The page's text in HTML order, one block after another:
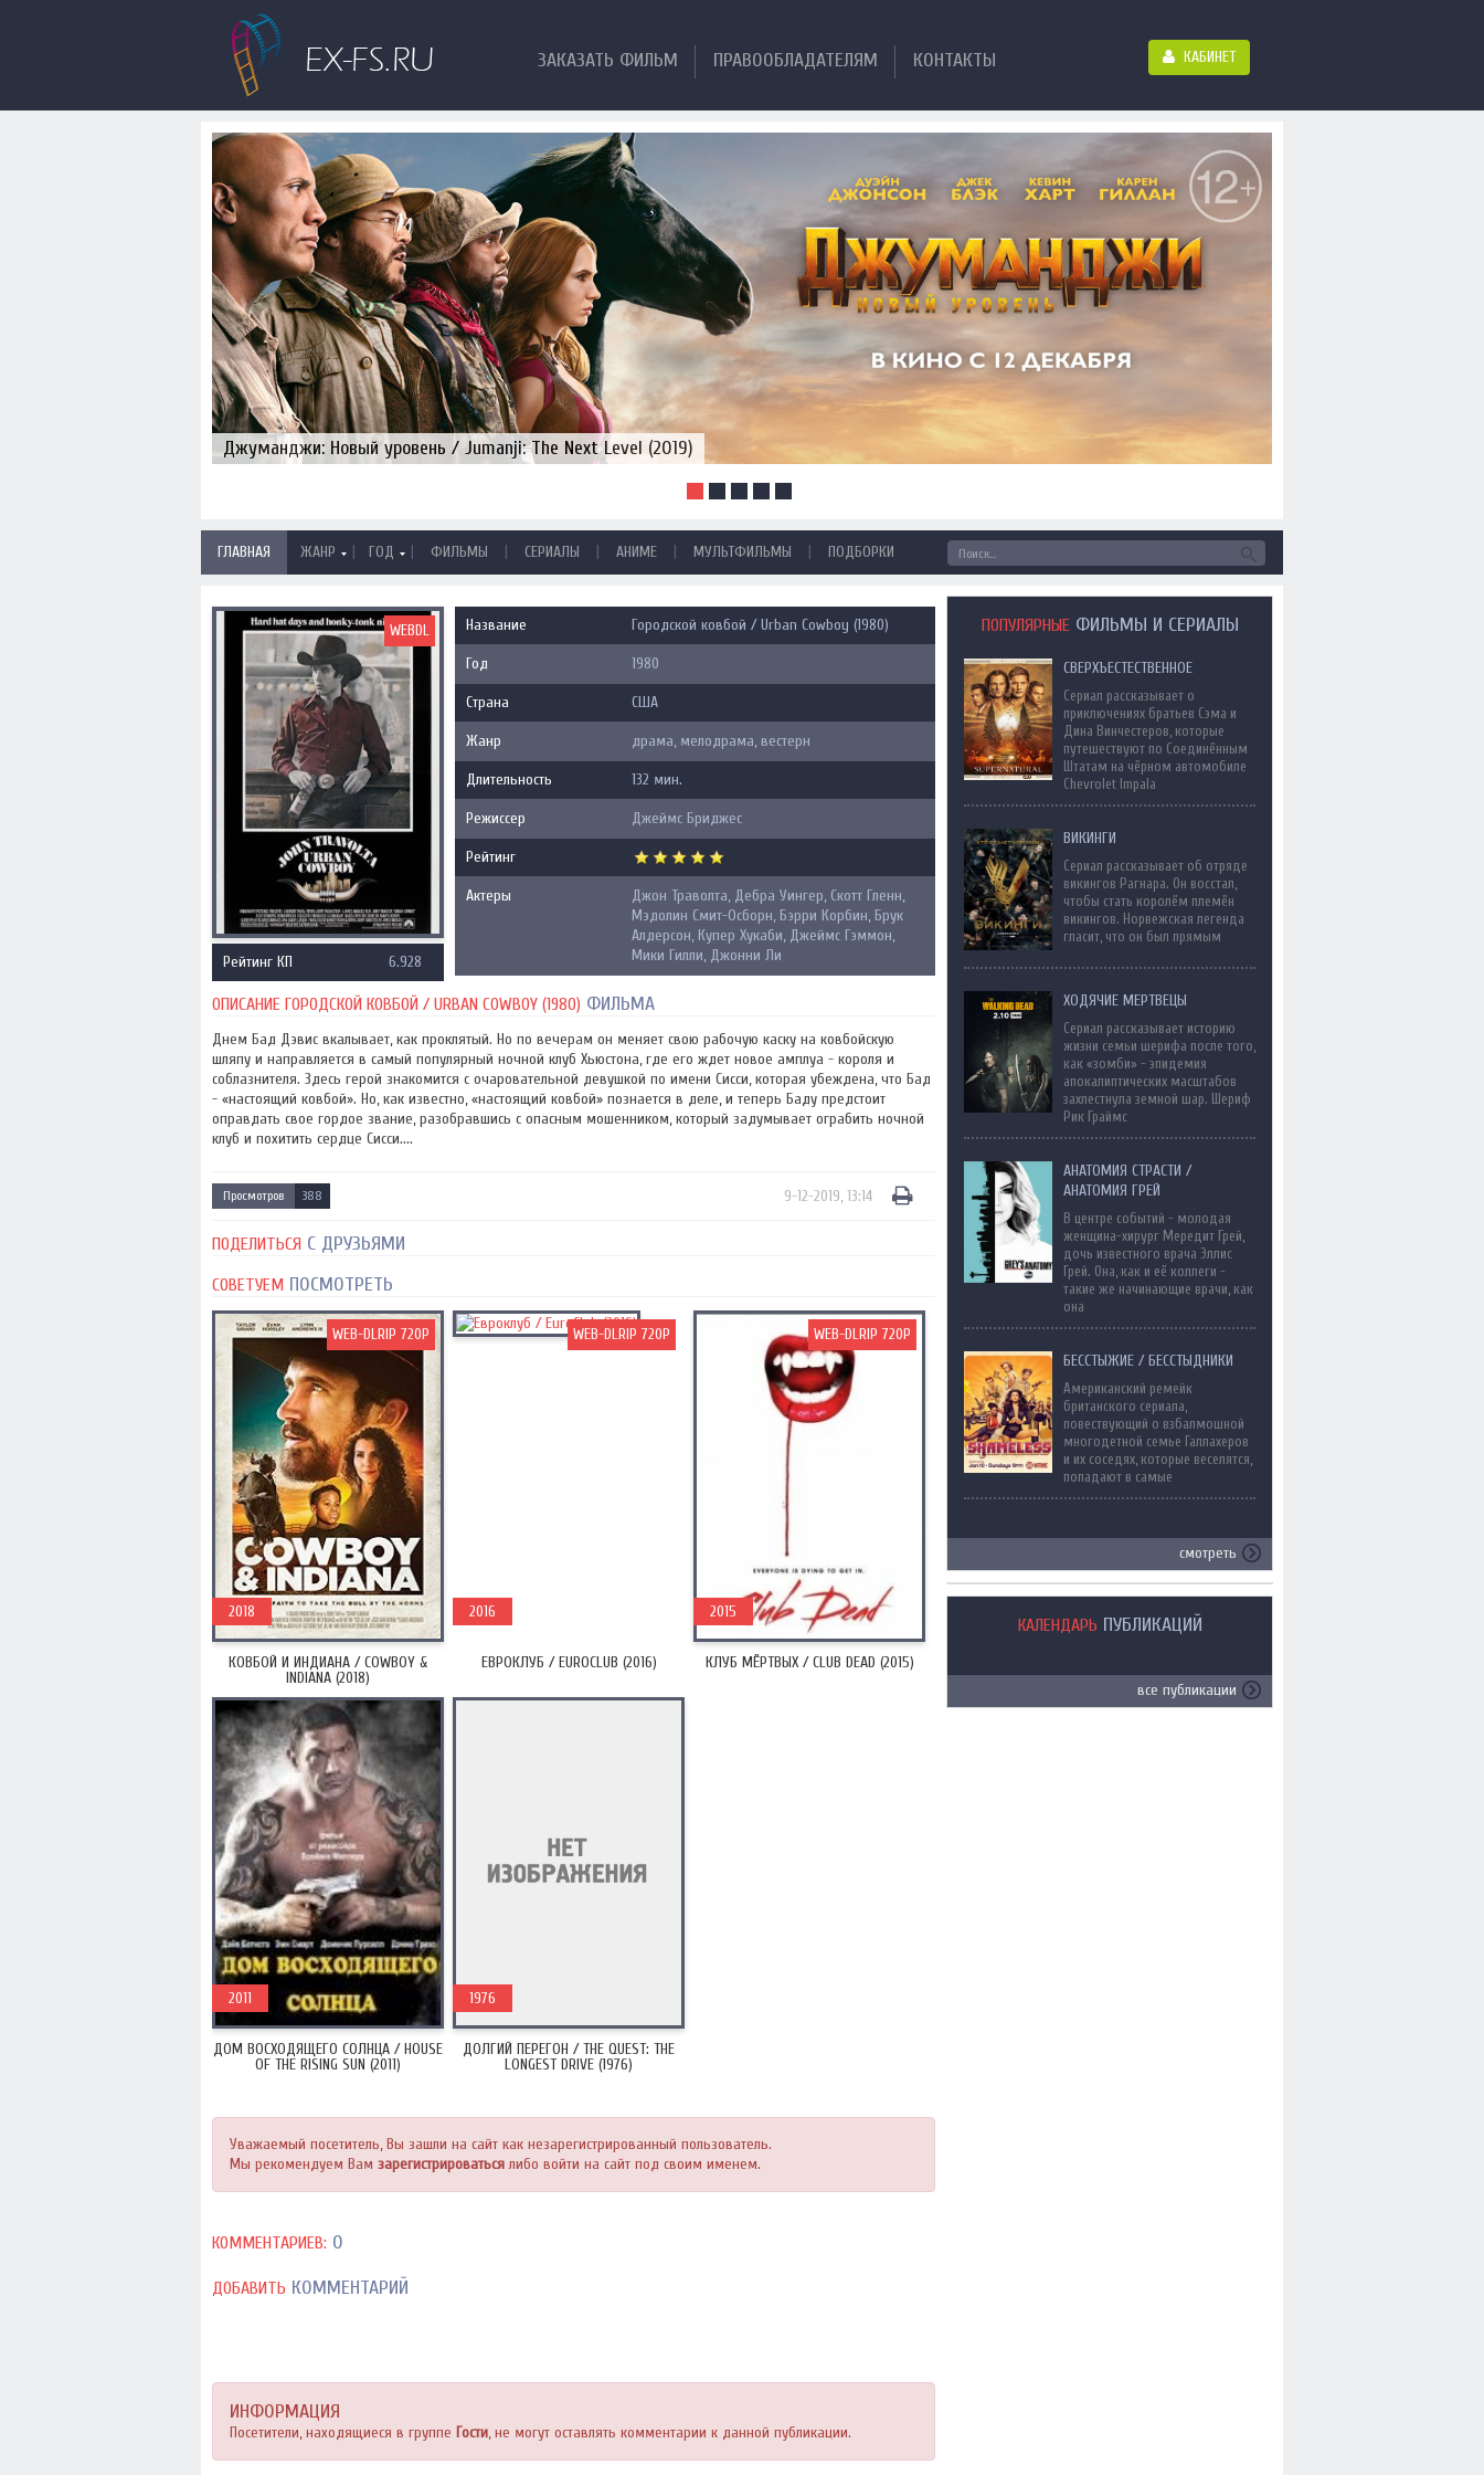
ЗАКАЗАТЬ ФИЛЬМ ПРАВООБЛАДАТЕЛЯМ КОНТАКТЫ КАБИНЕТ
Джуманджи: Новый уровень / Jumanji: The Next Level (2019)
ГЛАВНАЯ ЖАНР | ГОД | ФИЛЬМЫ | СЕРИАЛЫ | АНИМЕ | МУЛЬТФИЛЬМЫ | ПОДБОРКИ
WEBDL
Рейтинг КП 6.928
Название Городской ковбой / Urban Cowboy (1980)
Год 1980
Страна США
Жанр драма, мелодрама, вестерн
Длительность 132 мин.
Режиссер Джеймс Бриджес
Рейтинг
Актеры
Джон Траволта, Дебра Уингер, Скотт Гленн,
Мэдолин Смит-Осборн, Бэрри Корбин, Брук
Алдерсон, Купер Хукаби, Джеймс Гэммон,
Мики Гилли, Джонни Ли
ОПИСАНИЕ ГОРОДСКОЙ КОВБОЙ / URBAN COWBOY (1980) ФИЛЬМА
Днем Бад Дэвис вкалывает, как проклятый. Но по вечерам он меняет свою рабочую каску на ковбойскую
шляпу и направляется в самый популярный ночной клуб Хьюстона, где его ждет новое амплуа - короля и
соблазнителя. Здесь герой знакомится с очаровательной девушкой по имени Сисси, которая убеждена, что Бад
- «настоящий ковбой». Но, как известно, «настоящий ковбой» познается в деле, и теперь Баду предстоит
оправдать свое гордое звание, разобравшись с опасным мошенником, который задумывает ограбить ночной
клуб и похитить сердце Сисси....
Просмотров 388 9-12-2019, 13:14
ПОДЕЛИТЬСЯ С ДРУЗЬЯМИ
СОВЕТУЕМ ПОСМОТРЕТЬ
КОВБОЙ И ИНДИАНА / COWBOY &
INDIANA (2018)
2018
WEB-DLRIP 720P
ЕВРОКЛУБ / EUROCLUB (2016)
2016
WEB-DLRIP 720P
КЛУБ МЁРТВЫХ / CLUB DEAD (2015)
2015
WEB-DLRIP 720P
ДОМ ВОСХОДЯЩЕГО СОЛНЦА / HOUSE
OF THE RISING SUN (2011)
2011
ДОЛГИЙ ПЕРЕГОН / THE QUEST: THE
LONGEST DRIVE (1976)
1976
Уважаемый посетитель, Вы зашли на сайт как незарегистрированный пользователь.
Мы рекомендуем Вам зарегистрироватьсялибо войти на сайт под своим именем.
КОММЕНТАРИЕВ: 0
ДОБАВИТЬ КОММЕНТАРИЙ
ИНФОРМАЦИЯ
Посетители, находящиеся в группе Гости, не могут оставлять комментарии к данной публикации.
ПОПУЛЯРНЫЕ ФИЛЬМЫ И СЕРИАЛЫ
СВЕРХЪЕСТЕСТВЕННОЕ
Сериал рассказывает о
приключениях братьев Сэма и
Дина Винчестеров, которые
путешествуют по Соединённым
Штатам на чёрном автомобиле
Chevrolet Impala
ВИКИНГИ
Сериал рассказывает об отряде
викингов Рагнара. Он восстал,
чтобы стать королём племён
викингов. Норвежская легенда
гласит, что он был прямым
ХОДЯЧИЕ МЕРТВЕЦЫ
Сериал рассказывает историю
жизни семьи шерифа после того,
как «зомби» - эпидемия
апокалиптических масштабов
захлестнула земной шар. Шериф
Рик Граймс
АНАТОМИЯ СТРАСТИ /
АНАТОМИЯ ГРЕЙ
В центре событий - молодая
женщина-хирург Мередит Грей,
дочь известного врача Эллис
Грей. Она, как и её коллеги -
такие же начинающие врачи, как
она
БЕССТЫЖИЕ / БЕССТЫДНИКИ
Американский ремейк
британского сериала,
повествующий о взбалмошной
многодетной семье Галлахеров
и их соседях, которые веселятся,
попадают в самые
смотреть
КАЛЕНДАРЬ ПУБЛИКАЦИЙ
все публикации